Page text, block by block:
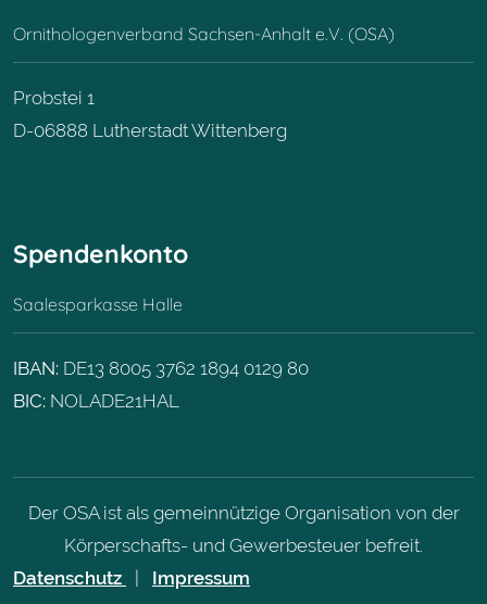
Ornithologenverband Sachsen-Anhalt e.V. (OSA)
Probstei 1
D-06888 Lutherstadt Wittenberg
Spendenkonto
Saalesparkasse Halle
IBAN: DE13 8005 3762 1894 0129 80
BIC: NOLADE21HAL
Der OSA ist als gemeinnützige Organisation von der
Körperschafts- und Gewerbesteuer befreit.
Datenschutz
Impressum